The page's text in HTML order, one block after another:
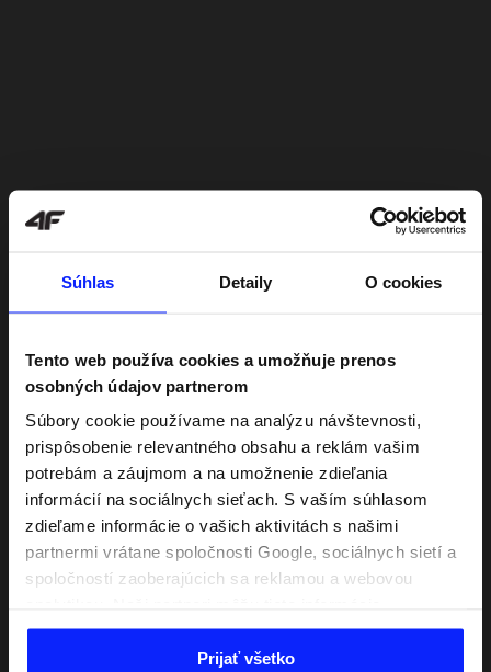
Súhlas Detaily O cookies
Tento web používa cookies a umožňuje prenos
osobných údajov partnerom
Súbory cookie používame na analýzu návštevnosti,
prispôsobenie relevantného obsahu a reklám vašim
potrebám a záujmom a na umožnenie zdieľania
informácií na sociálnych sieťach. S vaším súhlasom
zdieľame informácie o vašich aktivitách s našimi
partnermi vrátane spoločnosti Google, sociálnych sietí a
spoločností zaoberajúcich sa reklamou a webovou
kombinovať s inými, ktoré poskytnete mimo tejto
webovej stránky, ako aj s údajmi, ktoré získajú v
Prijať všetko